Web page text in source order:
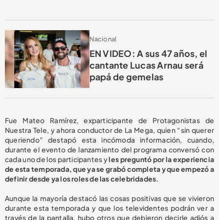
Nacional
EN VIDEO: A sus 47 años, el
cantante Lucas Arnau será
papá de gemelas
Fue Mateo Ramírez, exparticipante de Protagonistas de
Nuestra Tele, y ahora conductor de La Mega, quien “sin querer
queriendo” destapó esta incómoda información, cuando,
durante el evento de lanzamiento del programa conversó con
cada uno de los participantes yles preguntó por la experiencia
de esta temporada, que ya se grabó completa y que empezó a
definir desde ya los roles de las celebridades.
Aunque la mayoría destacó las cosas positivas que se vivieron
durante esta temporada y que los televidentes podrán ver a
través de la pantalla, hubo otros que debieron decirle adiós a